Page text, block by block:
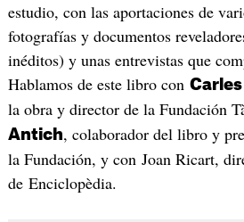
estudio, con las aportaciones de
fotografías y documentos
inéditos) y unas entrevistas que
Hablamos de este libro con
la obra y director de la Fundación
Antich, colaborador del libro y
la Fundación, y con Joan Ricart,
de Enciclopèdia.